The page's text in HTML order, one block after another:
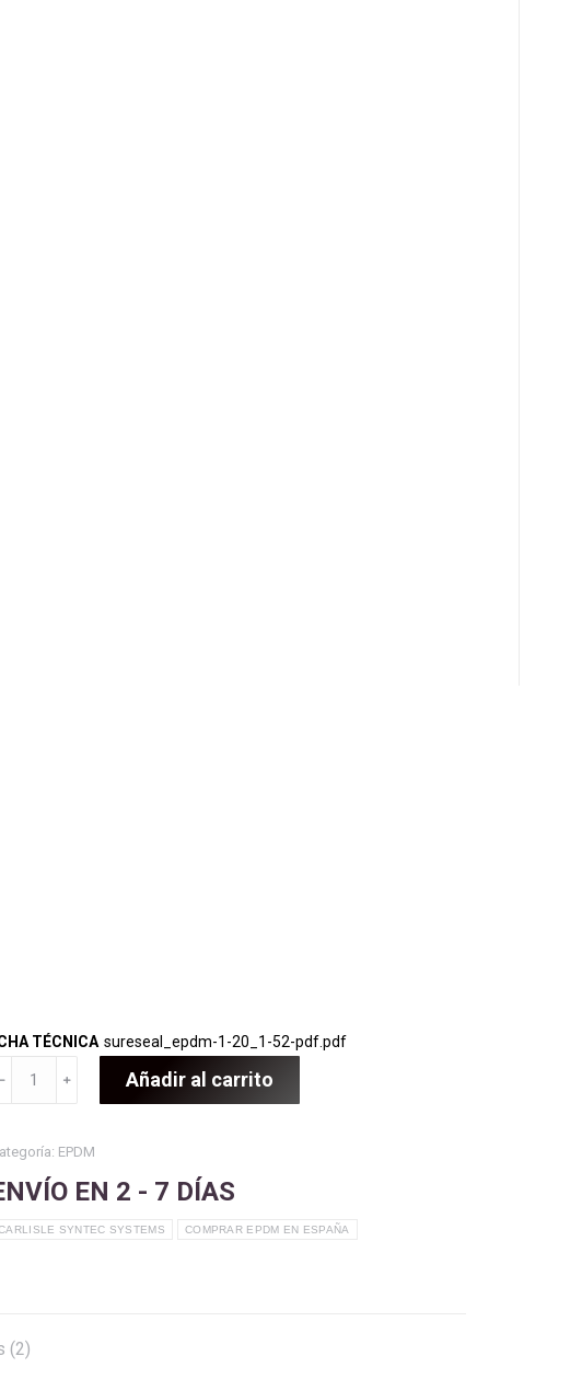
TÉCNICA sureseal_epdm-1-20_1-52-pdf.pdf
LÁMINA
﹢ Añadir al carrito
EPDM
EN 2 - 7 DÍAS
SYNTEC SYSTEMS COMPRAR EPDM EN ESPAÑA
(2)